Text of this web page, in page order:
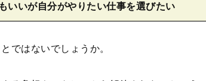
いいが自分がやりたい仕事を選びたい
ではないでしょうか。